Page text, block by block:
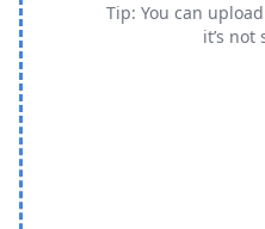
Tip: You can
it’s not